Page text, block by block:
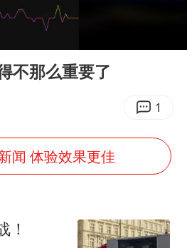
部回应日本试射“战斧”导弹
苏发布台风蓝色预警
秋的第一杯奶茶”又爆单了
曝美拒绝乌增购“爱国者”导弹请求
不那么重要了
1
闻 体验效果更佳
！